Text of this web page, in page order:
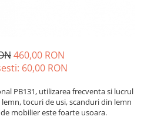
460,00 RON
60,00 RON
PB131, utilizarea frecventa si lucrul
tocuri de usi, scanduri din lemn
mobilier este foarte usoara.